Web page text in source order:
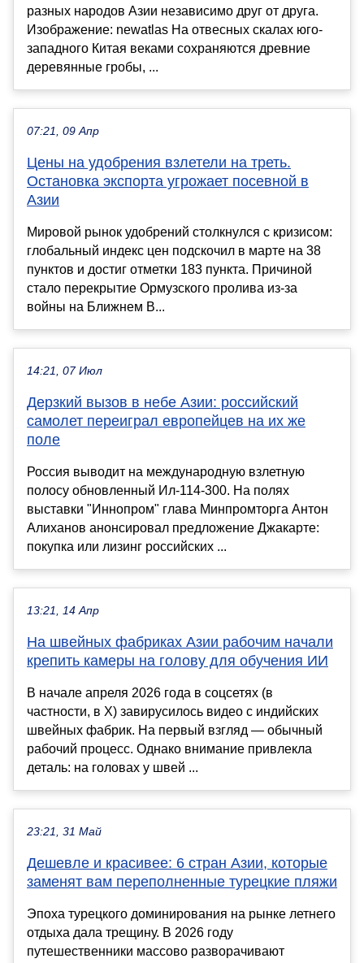
разных народов Азии независимо друг от друга.
Изображение: newatlas На отвесных скалах юго-
западного Китая веками сохраняются древние
деревянные гробы, ...
07:21, 09 Апр
Цены на удобрения взлетели на треть.
Остановка экспорта угрожает посевной в
Азии
Мировой рынок удобрений столкнулся с кризисом:
глобальный индекс цен подскочил в марте на 38
пунктов и достиг отметки 183 пункта. Причиной
стало перекрытие Ормузского пролива из-за
войны на Ближнем В...
14:21, 07 Июл
Дерзкий вызов в небе Азии: российский
самолет переиграл европейцев на их же
поле
Россия выводит на международную взлетную
полосу обновленный Ил-114-300. На полях
выставки "Иннопром" глава Минпромторга Антон
Алиханов анонсировал предложение Джакарте:
покупка или лизинг российских ...
13:21, 14 Апр
На швейных фабриках Азии рабочим начали
крепить камеры на голову для обучения ИИ
В начале апреля 2026 года в соцсетях (в
частности, в X) завирусилось видео с индийских
швейных фабрик. На первый взгляд — обычный
рабочий процесс. Однако внимание привлекла
деталь: на головах у швей ...
23:21, 31 Май
Дешевле и красивее: 6 стран Азии, которые
заменят вам переполненные турецкие пляжи
Эпоха турецкого доминирования на рынке летнего
отдыха дала трещину. В 2026 году
путешественники массово разворачивают